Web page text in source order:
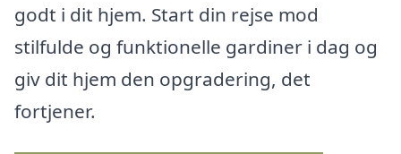
godt i dit hjem. Start din rejse mod
stilfulde og funktionelle gardiner i dag og
giv dit hjem den opgradering, det
fortjener.